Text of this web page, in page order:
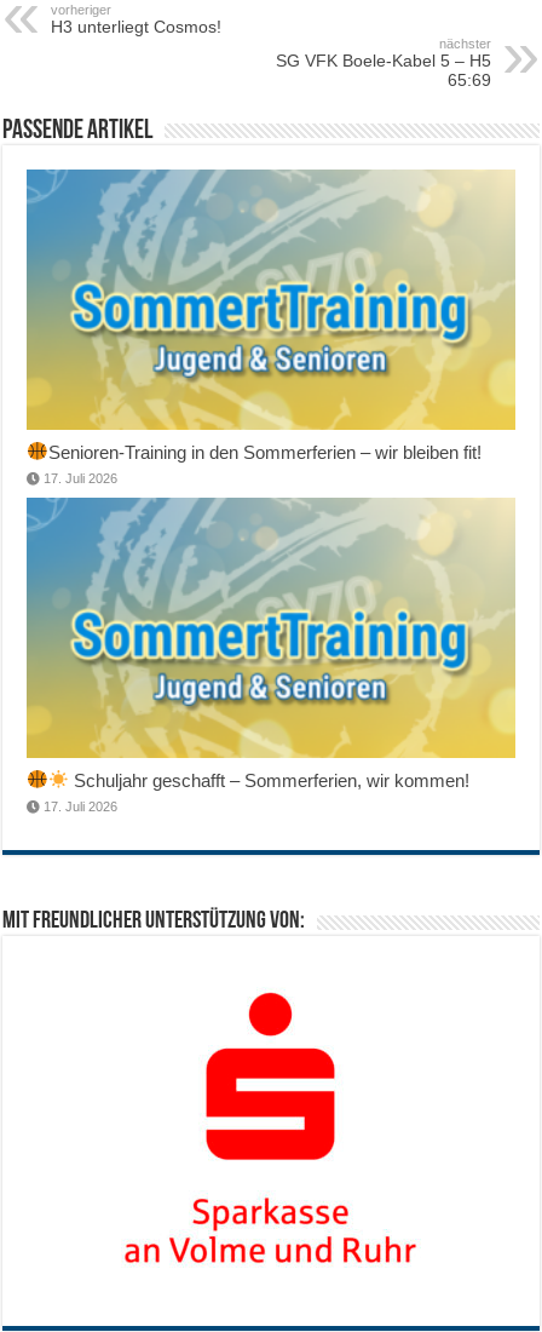
vorheriger
H3 unterliegt Cosmos!
nächster
SG VFK Boele-Kabel 5 – H5
65:69
Passende Artikel
Senioren-Training in den Sommerferien – wir bleiben fit!
17. Juli 2026
Schuljahr geschafft – Sommerferien, wir kommen!
17. Juli 2026
Mit freundlicher Unterstützung von: